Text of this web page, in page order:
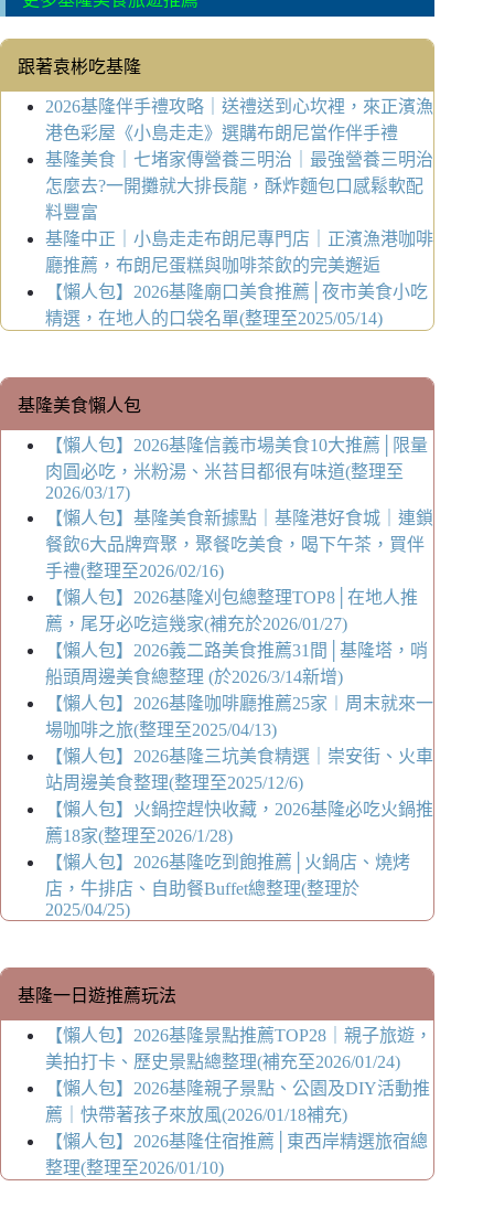
跟著袁彬吃基隆
2026基隆伴手禮攻略｜送禮送到心坎裡，來正濱漁
港色彩屋《小島走走》選購布朗尼當作伴手禮
基隆美食｜七堵家傳營養三明治｜最強營養三明治
怎麼去?一開攤就大排長龍，酥炸麵包口感鬆軟配
料豐富
基隆中正｜小島走走布朗尼專門店｜正濱漁港咖啡
廳推薦，布朗尼蛋糕與咖啡茶飲的完美邂逅
【懶人包】2026基隆廟口美食推薦│夜市美食小吃
精選，在地人的口袋名單(整理至2025/05/14)
基隆美食懶人包
【懶人包】2026基隆信義市場美食10大推薦│限量
肉圓必吃，米粉湯、米苔目都很有味道(整理至
2026/03/17)
【懶人包】基隆美食新據點｜基隆港好食城｜連鎖
餐飲6大品牌齊聚，聚餐吃美食，喝下午茶，買伴
手禮(整理至2026/02/16)
【懶人包】2026基隆刈包總整理TOP8│在地人推
薦，尾牙必吃這幾家(補充於2026/01/27)
【懶人包】2026義二路美食推薦31間│基隆塔，哨
船頭周邊美食總整理 (於2026/3/14新增)
【懶人包】2026基隆咖啡廳推薦25家︱周末就來一
場咖啡之旅(整理至2025/04/13)
【懶人包】2026基隆三坑美食精選｜崇安街、火車
站周邊美食整理(整理至2025/12/6)
【懶人包】火鍋控趕快收藏，2026基隆必吃火鍋推
薦18家(整理至2026/1/28)
【懶人包】2026基隆吃到飽推薦│火鍋店、燒烤
店，牛排店、自助餐Buffet總整理(整理於
2025/04/25)
基隆一日遊推薦玩法
【懶人包】2026基隆景點推薦TOP28｜親子旅遊，
美拍打卡、歷史景點總整理(補充至2026/01/24)
【懶人包】2026基隆親子景點、公園及DIY活動推
薦｜快帶著孩子來放風(2026/01/18補充)
【懶人包】2026基隆住宿推薦│東西岸精選旅宿總
整理(整理至2026/01/10)